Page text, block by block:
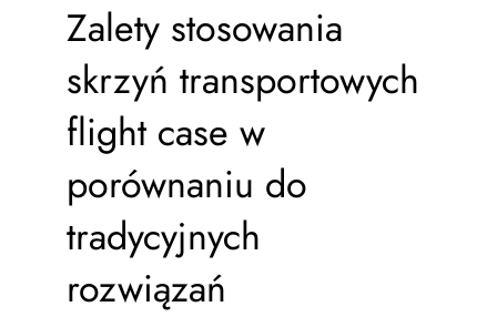
Zalety stosowania
skrzyń transportowych
flight case w
porównaniu do
tradycyjnych
rozwiązań